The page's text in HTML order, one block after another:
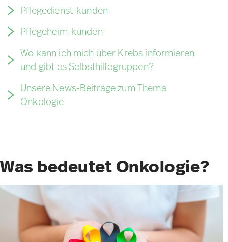
Pflegedienst-kunden
Pflegeheim-kunden​
Wo kann ich mich über Krebs informieren
und gibt es Selbsthilfegruppen?
Unsere News-Beiträge zum Thema
Onkologie
Was bedeutet Onkologie?